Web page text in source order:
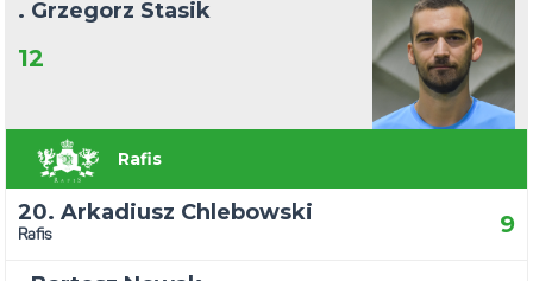
. Grzegorz Stasik
12
Rafis
20. Arkadiusz Chlebowski
Rafis 9